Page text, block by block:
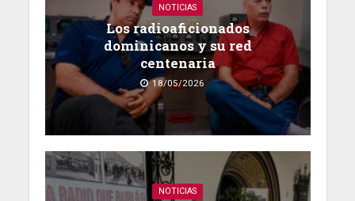
NOTICIAS
Los radioaficionados
dominicanos y su red
centenaria
18/05/2026
NOTICIAS